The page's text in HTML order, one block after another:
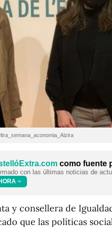
como fuente
con las últimas noticias de
y consellera de
que las políticas